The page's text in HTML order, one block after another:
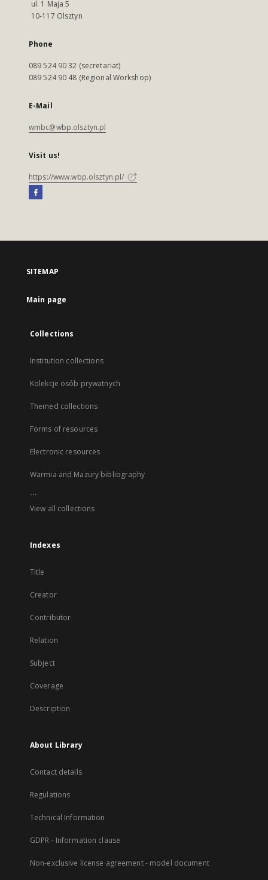
ul. 1 Maja 5
10-117 Olsztyn
Phone
089 524 90 32 (secretariat)
089 524 90 48 (Regional Workshop)
E-Mail
wmbc@wbp.olsztyn.pl
Visit us!
https://www.wbp.olsztyn.pl/
SITEMAP
Main page
Collections
Institution collections
Kolekcje osób prywatnych
Themed collections
Forms of resources
Electronic resources
Warmia and Mazury bibliography
...
View all collections
Indexes
Title
Creator
Contributor
Relation
Subject
Coverage
Description
About Library
Contact details
Regulations
Technical Information
GDPR - Information clause
Non-exclusive license agreement - model document